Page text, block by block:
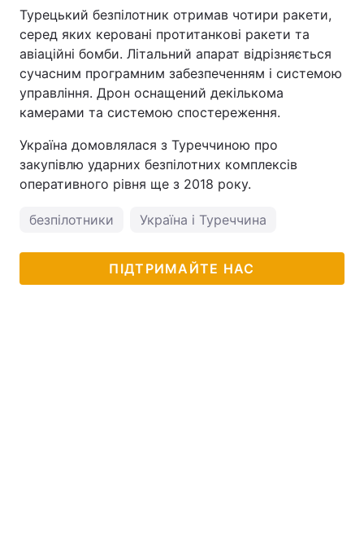
Турецький безпілотник отримав чотири ракети,
серед яких керовані протитанкові ракети та
авіаційні бомби. Літальний апарат відрізняється
сучасним програмним забезпеченням і системою
управління. Дрон оснащений декількома
камерами та системою спостереження.
Україна домовлялася з Туреччиною про
закупівлю ударних безпілотних комплексів
оперативного рівня ще з 2018 року.
безпілотники Україна і Туреччина
ПІДТРИМАЙТЕ НАС